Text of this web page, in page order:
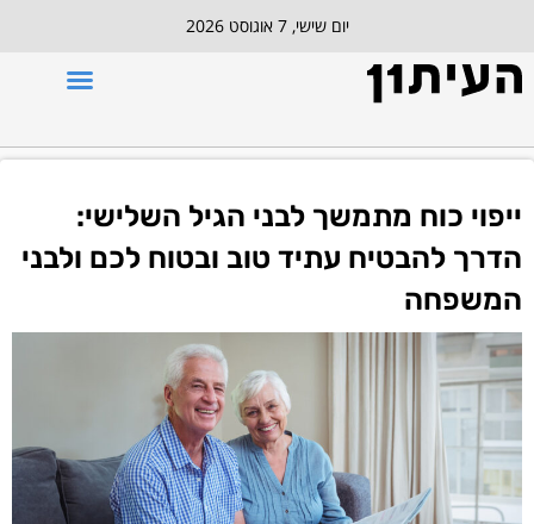
יום שישי, 7 אוגוסט 2026
ייפוי כוח מתמשך לבני הגיל השלישי:
הדרך להבטיח עתיד טוב ובטוח לכם ולבני
המשפחה